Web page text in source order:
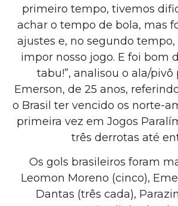
primeiro tempo, tivemos
achar o tempo de bola, mas
ajustes e, no segundo
impor nosso jogo. E foi bom
tabu!”, analisou o ala/pivô
Emerson, de 25 anos,
o Brasil ter vencido os norte-
primeira vez em Jogos
três derrotas até
Os gols brasileiros foram
Leomon Moreno (cinco),
Dantas (três cada),